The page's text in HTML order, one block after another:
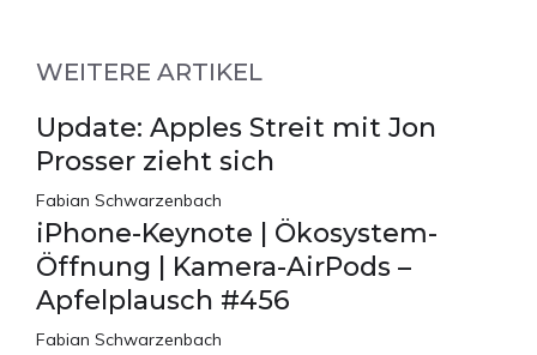
WEITERE ARTIKEL
Update: Apples Streit mit Jon
Prosser zieht sich
Fabian Schwarzenbach
iPhone-Keynote | Ökosystem-
Öffnung | Kamera-AirPods –
Apfelplausch #456
Fabian Schwarzenbach